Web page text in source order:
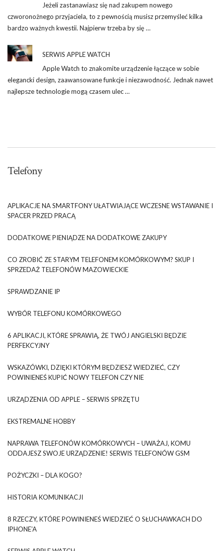
Jeżeli zastanawiasz się nad zakupem nowego
czworonożnego przyjaciela, to z pewnością musisz przemyśleć kilka
bardzo ważnych kwestii. Najpierw trzeba by się …
SERWIS APPLE WATCH
Apple Watch to znakomite urządzenie łączące w sobie
elegancki design, zaawansowane funkcje i niezawodność. Jednak nawet
najlepsze technologie mogą czasem ulec …
Telefony
APLIKACJE NA SMARTFONY UŁATWIAJĄCE WCZESNE WSTAWANIE I
SPACER PRZED PRACĄ
DODATKOWE PIENIĄDZE NA DODATKOWE ZAKUPY
CO ZROBIĆ ZE STARYM TELEFONEM KOMÓRKOWYM? SKUP I
SPRZEDAŻ TELEFONÓW MAZOWIECKIE
SPRAWDZANIE IP
WYBÓR TELEFONU KOMÓRKOWEGO
6 APLIKACJI, KTÓRE SPRAWIĄ, ŻE TWÓJ ANGIELSKI BĘDZIE
PERFEKCYJNY
WSKAZÓWKI, DZIĘKI KTÓRYM BĘDZIESZ WIEDZIEĆ, CZY
POWINIENEŚ KUPIĆ NOWY TELEFON CZY NIE
URZĄDZENIA OD APPLE – SERWIS SPRZĘTU
EKSTREMALNE HOBBY
NAPRAWA TELEFONÓW KOMÓRKOWYCH – UWAŻAJ, KOMU
ODDAJESZ SWOJE URZĄDZENIE! SERWIS TELEFONÓW GSM
POŻYCZKI – DLA KOGO?
HISTORIA KOMUNIKACJI
8 RZECZY, KTÓRE POWINIENEŚ WIEDZIEĆ O SŁUCHAWKACH DO
IPHONE’A